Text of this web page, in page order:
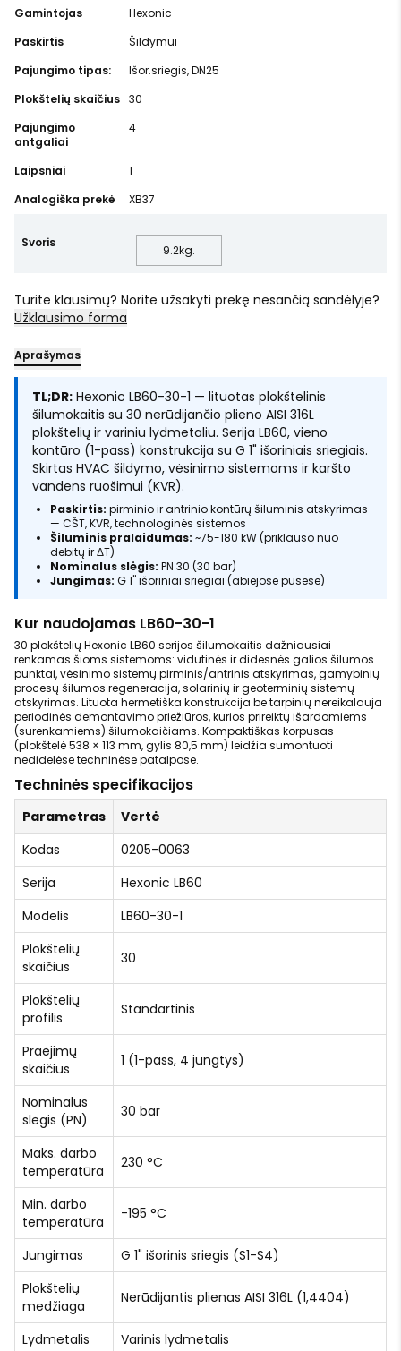
Gamintojas
Hexonic
Paskirtis
Šildymui
Pajungimo tipas:
Išor.sriegis, DN25
Plokštelių skaičius 30
Pajungimo
antgaliai
4
Laipsniai
1
Analogiška prekė
XB37
Svoris
9.2kg.
Turite klausimų? Norite užsakyti prekę nesančią sandėlyje?
Užklausimo forma
Aprašymas
TL;DR: Hexonic LB60-30-1 — lituotas plokštelinis
šilumokaitis su 30 nerūdijančio plieno AISI 316L
plokštelių ir variniu lydmetaliu. Serija LB60, vieno
kontūro (1-pass) konstrukcija su G 1" išoriniais sriegiais.
Skirtas HVAC šildymo, vėsinimo sistemoms ir karšto
vandens ruošimui (KVR).
Paskirtis: pirminio ir antrinio kontūrų šiluminis atskyrimas
— CŠT, KVR, technologinės sistemos
Šiluminis pralaidumas: ~75-180 kW (priklauso nuo
debitų ir ΔT)
Nominalus slėgis: PN 30 (30 bar)
Jungimas: G 1" išoriniai sriegiai (abiejose pusėse)
Kur naudojamas LB60-30-1
30 plokštelių Hexonic LB60 serijos šilumokaitis dažniausiai
renkamas šioms sistemoms: vidutinės ir didesnės galios šilumos
punktai, vėsinimo sistemų pirminis/antrinis atskyrimas, gamybinių
procesų šilumos regeneracija, solarinių ir geoterminių sistemų
atskyrimas. Lituota hermetiška konstrukcija be tarpinių nereikalauja
periodinės demontavimo priežiūros, kurios prireiktų išardomiems
(surenkamiems) šilumokaičiams. Kompaktiškas korpusas
(plokštelė 538 × 113 mm, gylis 80,5 mm) leidžia sumontuoti
nedidelėse techninėse patalpose.
Techninės specifikacijos
Parametras
Vertė
Kodas
0205-0063
Serija
Hexonic LB60
Modelis
LB60-30-1
Plokštelių
skaičius
30
Plokštelių
profilis
Standartinis
Praėjimų
skaičius
1 (1-pass, 4 jungtys)
Nominalus
slėgis (PN)
30 bar
Maks. darbo
temperatūra
230 °C
Min. darbo
temperatūra
-195 °C
Jungimas
G 1" išorinis sriegis (S1-S4)
Plokštelių
medžiaga
Nerūdijantis plienas AISI 316L (1,4404)
Lydmetalis Varinis lydmetalis